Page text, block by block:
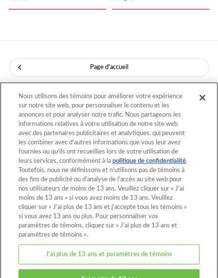
Page d'accueil
Retour au début
Page d'accueil Catalogue
Modeles Qu'est-ce qu'Aquabeads ?
Au sujet de ce site
Politique de confidentialité
Témoins
Nous utilisons des témoins pour améliorer votre expérience
sur notre site web, pour personnaliser le contenu et les
annonces et pour analyser notre trafic. Nous partageons les
informations relatives à votre utilisation de notre site web
avec des partenaires publicitaires et analytiques, qui peuvent
les combiner avec d'autres informations que vous leur avez
fournies ou qu'ils ont recueillies lors de votre utilisation de
leurs services, conformément à lapolitique de confidentialité.
Toutefois, nous ne définissons et n'utilisons pas de témoins à
des fins de publicité ou d'analyse de l'accès au site web pour
nos utilisateurs de moins de 13 ans. Veuillez cliquer sur « J'ai
moins de 13 ans » si vous avez moins de 13 ans. Veuillez
cliquer sur « J'ai plus de 13 ans et j'accepte tous les témoins »
si vous avez 13 ans ou plus. Pour personnaliser vos
paramètres de témoins, cliquez sur « J'ai plus de 13 ans et
paramètres de témoins ».
J'ai plus de 13 ans et paramètres de témoins